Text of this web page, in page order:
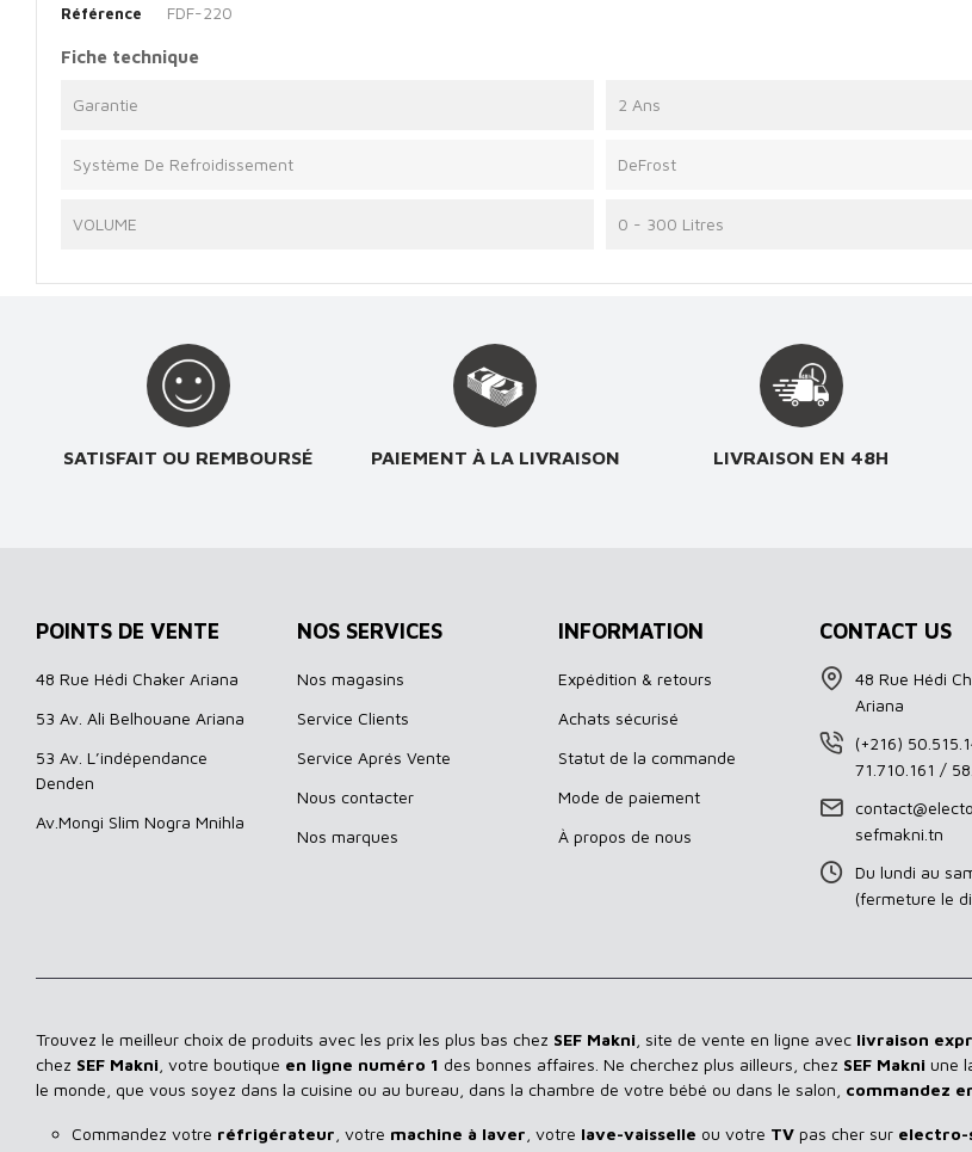
Référence FDF-220
Fiche technique
Garantie 2 Ans
Système De Refroidissement DeFrost
VOLUME 0 - 300 Litres
SATISFAIT OU REMBOURSÉ PAIEMENT À LA LIVRAISON LIVRAISON EN 48H
POINTS DE VENTE
48 Rue Hédi Chaker Ariana
53 Av. Ali Belhouane Ariana
53 Av. L’indépendance
Denden
Av.Mongi Slim Nogra Mnihla
NOS SERVICES
Nos magasins
Service Clients
Service Aprés Vente
Nous contacter
Nos marques
INFORMATION
Expédition & retours
Achats sécurisé
Statut de la commande
Mode de paiement
À propos de nous
CONTACT US
48 Rue Hédi
Ariana
(+216)
71.710.161 /
sefmakni.tn
Du lundi au
(fermeture le
Trouvez le meilleur choix de produits avec les prix les plus bas chez SEF Makni , site de vente en ligne avec livraison
chez SEF Makni , votre boutique en ligne numéro 1 des bonnes affaires. Ne cherchez plus ailleurs, chez SEF Makni une
le monde, que vous soyez dans la cuisine ou au bureau, dans la chambre de votre bébé ou dans le salon, commandez
Commandez votre réfrigérateur , votre machine à laver , votre lave-vaisselle ou votre TV pas cher sur electro-